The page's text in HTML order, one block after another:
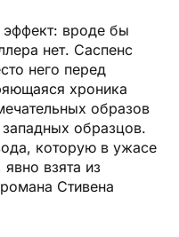
эффект: вроде бы
нет. Саспенс
него перед
хроника
образов
западных образцов.
которую в ужасе
взята из
Стивена